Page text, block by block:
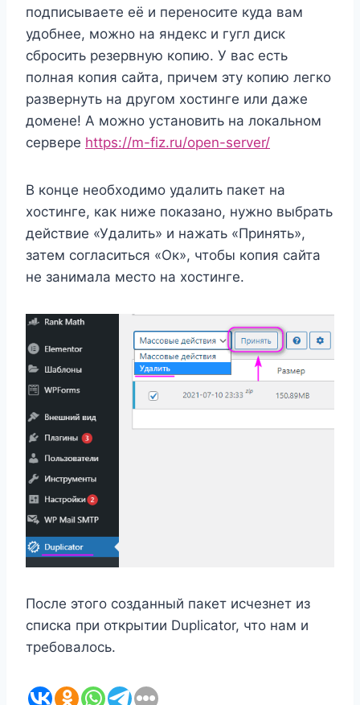
подписываете её и переносите куда вам
удобнее, можно на яндекс и гугл диск
сбросить резервную копию. У вас есть
полная копия сайта, причем эту копию легко
развернуть на другом хостинге или даже
домене! А можно установить на локальном
сервере https://m-fiz.ru/open-server/
В конце необходимо удалить пакет на
хостинге, как ниже показано, нужно выбрать
действие «Удалить» и нажать «Принять»,
затем согласиться «Ок», чтобы копия сайта
не занимала место на хостинге.
После этого созданный пакет исчезнет из
списка при открытии Duplicator, что нам и
требовалось.